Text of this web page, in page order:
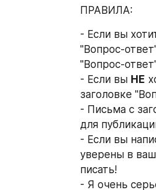
ПРАВИЛА:
- Если вы
"Вопрос-
"Вопрос-
- Если вы НЕ
заголовке
- Письма с
для
- Если вы
уверены в
писать!
- Я очень